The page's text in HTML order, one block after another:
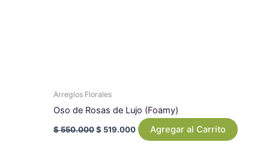
Arreglos Florales
Oso de Rosas de Lujo (Foamy)
$550.000 $ 519.000 Agregar al Carrito